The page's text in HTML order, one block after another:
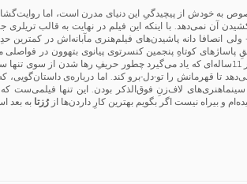
آن نمی‌دهد. با اینکه این فیلم در نهایت به قالب
ولی انصافا دانه پاشیدن‌های فیلم‌هنری مآبانه‌اش در
پاساژهای کوتاهِ پنجمین کنسرتوی پیانوی بتهوون در
است، حکایت برادران داردن از پسر 11ساله‌ای که یاد می‌گیرد چطور
تا قهرمانش را تو-دل-برو کند. اما درباره‌ی
لاف‌زنِ فوق‌الذکر بودن. این تنها فیلمی‌ست
و بیراه نیست اگر بگویم بهترین کارِ داردن‌ها از رُزتا به بعد